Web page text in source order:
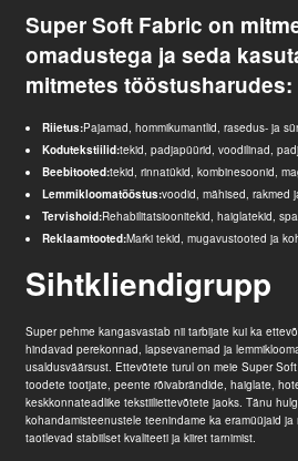
Super Soft Fabric on
omadustega ja seda
mitmetes tööstusharudes:
Riietus:Pajamad, hommikumantlid, rasedus- ja
Kodutekstiilid:tekid, padjapüürid, voodilinad,
Beebitooted:tekid, rinnatükid, kombinesoonid,
Lemmikloomatööstus:voodid, mähised, rakmed
Tervishoid:Rehabilitatsioonitekid, haiglatekid,
Reklaamtooted:Marki tekid, mugavustooted ja
Sihtkliendigrupp
Super pehme kangasvastab nii tarbijate kui ka
hindavad perekonnad, lapsevanemad ja
usaldusväärsust. Ettevõtete turul on meie Super
toodete tootjate, peente rõivabrändide, haiglate,
keskkonnateadlike tekstiiliettevõtete jaoks. Tänu
kohandamisteenustele teenindame ka eramüüjaid
taotlevad stabiilset kvaliteeti ja kiiret tarnimist.